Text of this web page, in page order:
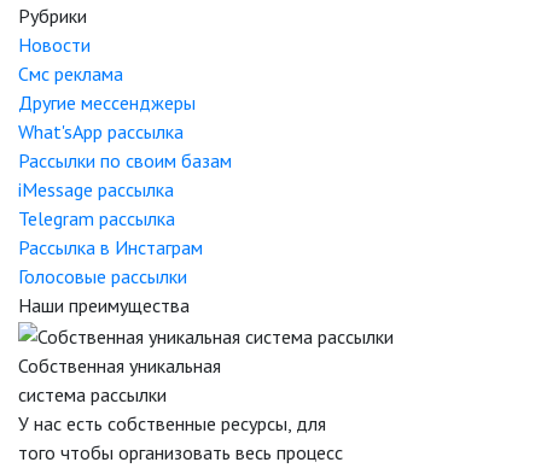
Рубрики
Новости
Смс реклама
Другие мессенджеры
What'sApp рассылка
Рассылки по своим базам
iMessage рассылка
Telegram рассылка
Рассылка в Инстаграм
Голосовые рассылки
Наши преимущества
Собственная уникальная
система рассылки
У нас есть собственные ресурсы, для
того чтобы организовать весь процесс